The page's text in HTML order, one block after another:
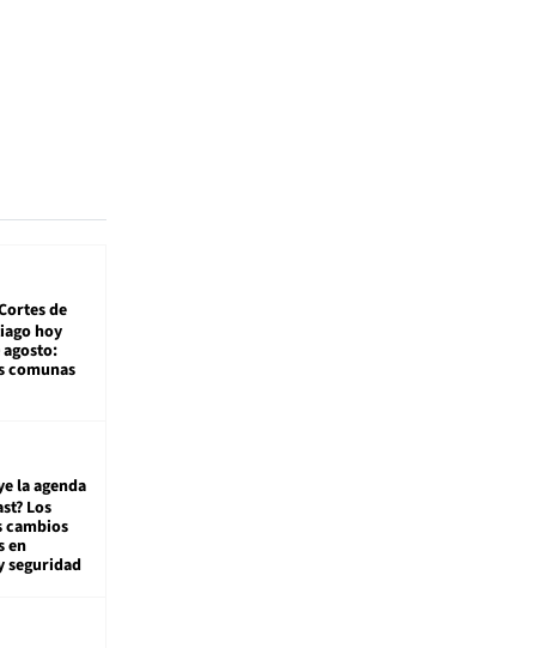
de
hoy
agosto:
comunas
la agenda
Los
cambios
en
seguridad